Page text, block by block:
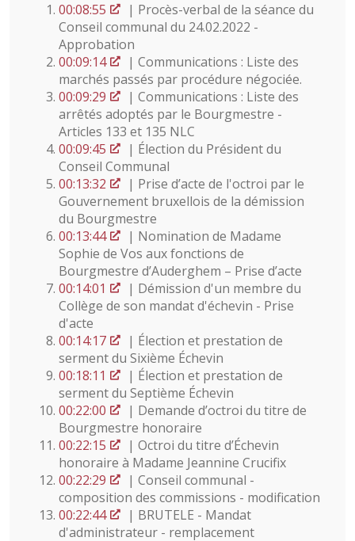
00:08:55
| Procès-verbal de la séance du
Conseil communal du 24.02.2022 -
Approbation
00:09:14
| Communications : Liste des
marchés passés par procédure négociée.
00:09:29
| Communications : Liste des
arrêtés adoptés par le Bourgmestre -
Articles 133 et 135 NLC
00:09:45
| Élection du Président du
Conseil Communal
00:13:32
| Prise d’acte de l'octroi par le
Gouvernement bruxellois de la démission
du Bourgmestre
00:13:44
| Nomination de Madame
Sophie de Vos aux fonctions de
Bourgmestre d’Auderghem – Prise d’acte
00:14:01
| Démission d'un membre du
Collège de son mandat d'échevin - Prise
d'acte
00:14:17
| Élection et prestation de
serment du Sixième Échevin
00:18:11
| Élection et prestation de
serment du Septième Échevin
00:22:00
| Demande d’octroi du titre de
Bourgmestre honoraire
00:22:15
| Octroi du titre d’Échevin
honoraire à Madame Jeannine Crucifix
00:22:29
| Conseil communal -
composition des commissions - modification
00:22:44
| BRUTELE - Mandat
d'administrateur - remplacement